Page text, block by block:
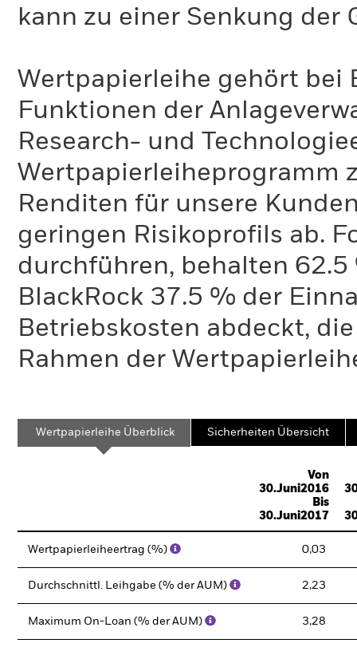
kann zu einer Senkung der
Wertpapierleihe gehört bei
Funktionen der
Research- und
Wertpapierleiheprogramm
Renditen für unsere
geringen Risikoprofils ab.
durchführen, behalten
BlackRock 37.5 % der
Betriebskosten abdeckt,
Rahmen der
Wertpapierleihe Überblick Sicherheiten Übersicht
Von
30.Juni2016
Bis
30.Juni2017
Wertpapierleiheertrag (%) 0,03
Durchschnittl. Leihgabe (% der AUM) 2,23
Maximum On-Loan (% der AUM) 3,28